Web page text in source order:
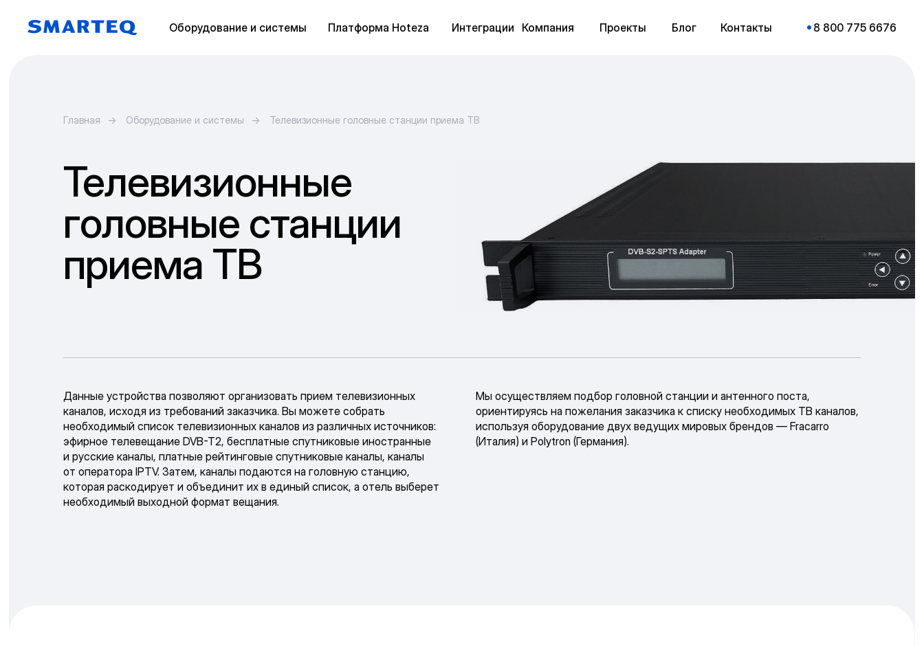
Оборудование и системы Платформа Hoteza Интеграции Контакты 8 800 775 6676
Блог
Проекты
Компания
Главная → Оборудование и системы → Телевизионные головные станции приема ТВ
Телевизионные
головные станции
приема ТВ
Данные устройства позволяют организовать прием телевизионных
каналов, исходя из требований заказчика. Вы можете собрать
необходимый список телевизионных каналов из различных источников:
эфирное телевещание DVB-T2, бесплатные спутниковые иностранные
и русские каналы, платные рейтинговые спутниковые каналы, каналы
от оператора IPTV. Затем, каналы подаются на головную станцию,
которая раскодирует и объединит их в единый список, а отель выберет
необходимый выходной формат вещания.
Мы осуществляем подбор головной станции и антенного поста,
ориентируясь на пожелания заказчика к списку необходимых ТВ каналов,
используя оборудование двух ведущих мировых брендов — Fracarro
(Италия) и Polytron (Германия).